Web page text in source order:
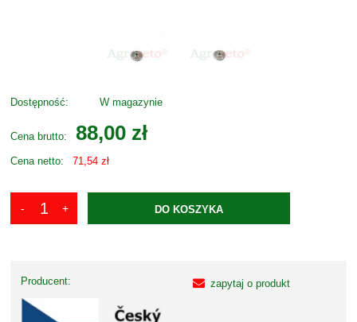
Dostępność: W magazynie
Cena brutto: 88,00 zł
Cena netto: 71,54 zł
DO KOSZYKA
Producent: zapytaj o produkt